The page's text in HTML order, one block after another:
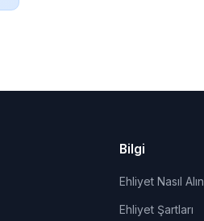
Bilgi
Ehliyet Nasıl
Ehliyet Şartları